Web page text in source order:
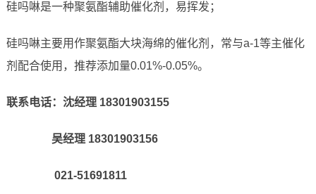
硅吗啉是一种聚氨酯辅助催化剂，易挥发；
硅吗啉主要用作聚氨酯大块海绵的催化剂，常与a-1等主催化
剂配合使用，推荐添加量0.01%-0.05%。
联系电话：沈经理 18301903155
吴经理 18301903156
021-51691811